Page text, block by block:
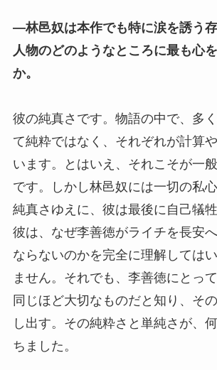
―林邑奴は本作でも特に涙を誘う
人物のどのようなところに最も心
か。
彼の純真さです。物語の中で、多
て純粋ではなく、それぞれが計算
います。とはいえ、それこそが一
です。しかし林邑奴には一切の私
純真さゆえに、彼は最後に自己犠牲
彼は、なぜ李善徳がライチを長安
ならないのかを完全に理解しては
ません。それでも、李善徳にとっ
同じほど大切なものだと知り、そ
し出す。その純粋さと単純さが、
ちました。